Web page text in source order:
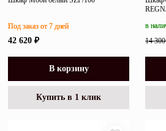
42 620 ₽
Под заказ от 7 дней
В корзину
Купить в 1 клик
14
в